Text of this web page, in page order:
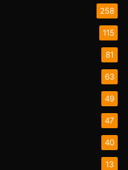
258
115
81
63
49
47
40
13